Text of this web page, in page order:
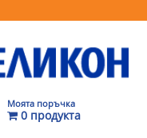
Моята поръчка
0 продукта